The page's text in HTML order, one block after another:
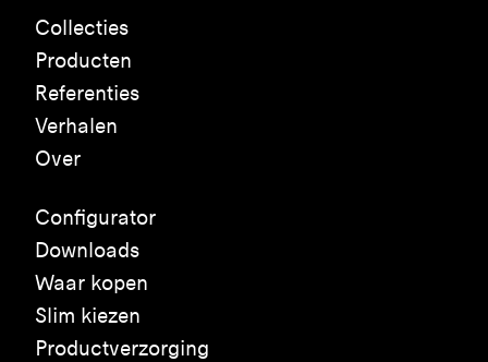
Collecties
Producten
Referenties
Verhalen
Over
Configurator
Downloads
Waar kopen
Slim kiezen
Productverzorging